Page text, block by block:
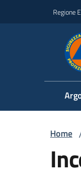
Regione
Home